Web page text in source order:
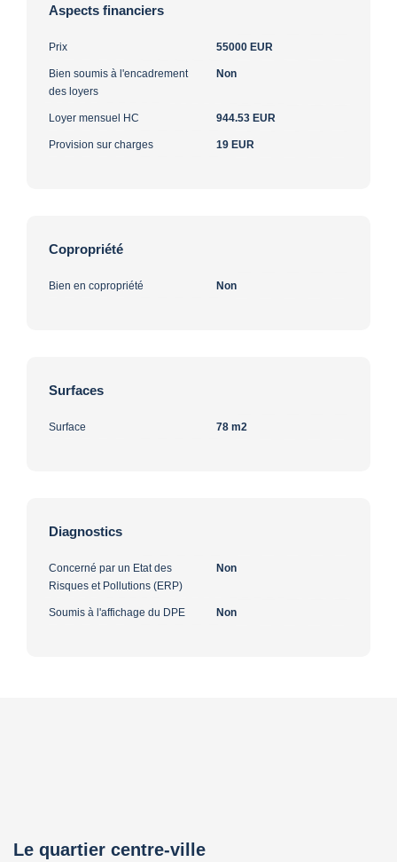
Aspects financiers
Prix 55000 EUR
Bien soumis à l'encadrement
des loyers
Non
Loyer mensuel HC 944.53 EUR
Provision sur charges 19 EUR
Copropriété
Bien en copropriété Non
Surfaces
Surface 78 m2
Diagnostics
Concerné par un Etat des
Risques et Pollutions (ERP)
Non
Soumis à l'affichage du DPE Non
Le quartier centre-ville